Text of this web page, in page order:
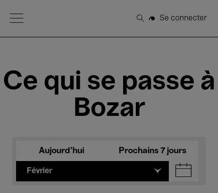
Open Menu
Rechercher
Se connecter
Ce qui se passe à
Bozar
Aujourd'hui Prochains 7 jours
Février